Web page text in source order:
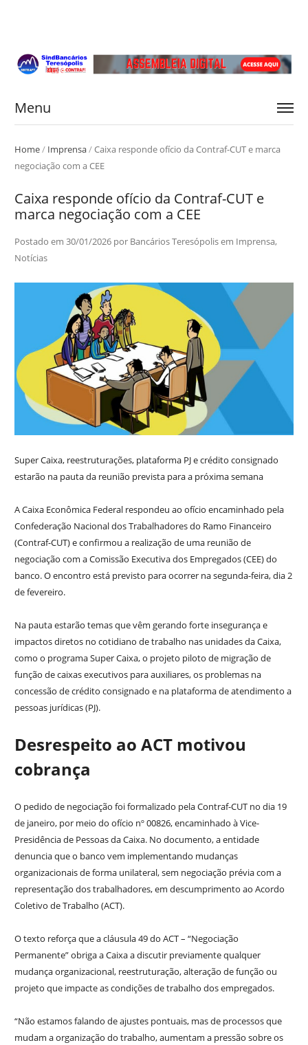
Menu
Home/ Imprensa/Caixa responde ofício da Contraf-CUT e marca
negociação com a CEE
Caixa responde ofício da Contraf-CUT e
marca negociação com a CEE
Postado em 30/01/2026por Bancários Teresópolisem Imprensa,
Notícias
Super Caixa, reestruturações, plataforma PJ e crédito consignado
estarão na pauta da reunião prevista para a próxima semana
A Caixa Econômica Federal respondeu ao ofício encaminhado pela
Confederação Nacional dos Trabalhadores do Ramo Financeiro
(Contraf-CUT) e confirmou a realização de uma reunião de
negociação com a Comissão Executiva dos Empregados (CEE) do
banco. O encontro está previsto para ocorrer na segunda-feira, dia 2
de fevereiro.
Na pauta estarão temas que vêm gerando forte insegurança e
impactos diretos no cotidiano de trabalho nas unidades da Caixa,
como o programa Super Caixa, o projeto piloto de migração de
função de caixas executivos para auxiliares, os problemas na
concessão de crédito consignado e na plataforma de atendimento a
pessoas jurídicas (PJ).
Desrespeito ao ACT motivou
cobrança
O pedido de negociação foi formalizado pela Contraf-CUT no dia 19
de janeiro, por meio do ofício nº 00826, encaminhado à Vice-
Presidência de Pessoas da Caixa. No documento, a entidade
denuncia que o banco vem implementando mudanças
organizacionais de forma unilateral, sem negociação prévia com a
representação dos trabalhadores, em descumprimento ao Acordo
Coletivo de Trabalho (ACT).
O texto reforça que a cláusula 49 do ACT – “Negociação
Permanente” obriga a Caixa a discutir previamente qualquer
mudança organizacional, reestruturação, alteração de função ou
projeto que impacte as condições de trabalho dos empregados.
“Não estamos falando de ajustes pontuais, mas de processos que
mudam a organização do trabalho, aumentam a pressão sobre os